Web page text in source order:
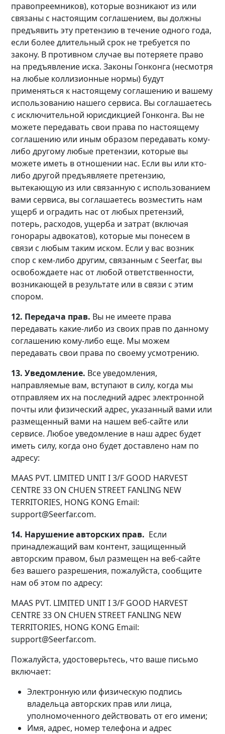
правопреемников), которые возникают из или
связаны с настоящим соглашением, вы должны
предъявить эту претензию в течение одного года,
если более длительный срок не требуется по
закону. В противном случае вы потеряете право
на предъявление иска. Законы Гонконга (несмотря
на любые коллизионные нормы) будут
применяться к настоящему соглашению и вашему
использованию нашего сервиса. Вы соглашаетесь
с исключительной юрисдикцией Гонконга. Вы не
можете передавать свои права по настоящему
соглашению или иным образом передавать кому-
либо другому любые претензии, которые вы
можете иметь в отношении нас. Если вы или кто-
либо другой предъявляете претензию,
вытекающую из или связанную с использованием
вами сервиса, вы соглашаетесь возместить нам
ущерб и оградить нас от любых претензий,
потерь, расходов, ущерба и затрат (включая
гонорары адвокатов), которые мы понесем в
связи с любым таким иском. Если у вас возник
спор с кем-либо другим, связанным с Seerfar, вы
освобождаете нас от любой ответственности,
возникающей в результате или в связи с этим
спором.
12. Передача прав. Вы не имеете права
передавать какие-либо из своих прав по данному
соглашению кому-либо еще. Мы можем
передавать свои права по своему усмотрению.
13. Уведомление. Все уведомления,
направляемые вам, вступают в силу, когда мы
отправляем их на последний адрес электронной
почты или физический адрес, указанный вами или
размещенный вами на нашем веб-сайте или
сервисе. Любое уведомление в наш адрес будет
иметь силу, когда оно будет доставлено нам по
адресу:
MAAS PVT. LIMITED UNIT I 3/F GOOD HARVEST
CENTRE 33 ON CHUEN STREET FANLING NEW
TERRITORIES, HONG KONG Email:
support@Seerfar.com.
14. Нарушение авторских прав. Если
принадлежащий вам контент, защищенный
авторским правом, был размещен на веб-сайте
без вашего разрешения, пожалуйста, сообщите
нам об этом по адресу:
MAAS PVT. LIMITED UNIT I 3/F GOOD HARVEST
CENTRE 33 ON CHUEN STREET FANLING NEW
TERRITORIES, HONG KONG Email:
support@Seerfar.com.
Пожалуйста, удостоверьтесь, что ваше письмо
включает:
Электронную или физическую подпись
владельца авторских прав или лица,
уполномоченного действовать от его имени;
Имя, адрес, номер телефона и адрес